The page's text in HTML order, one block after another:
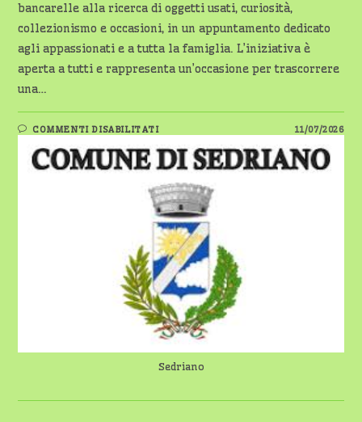
bancarelle alla ricerca di oggetti usati, curiosità,
collezionismo e occasioni, in un appuntamento dedicato
agli appassionati e a tutta la famiglia. L’iniziativa è
aperta a tutti e rappresenta un’occasione per trascorrere
una…
COMMENTI DISABILITATISU
SEDRIANO,
DOMENICA
12
LUGLIO
TORNA
IL
MERCATINO
DELLE
PULCI
11/07/2026
Sedriano